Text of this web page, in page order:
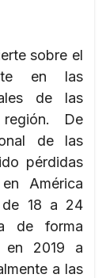
sobre el
en las
de las
región. De
de las
pérdidas
América
de 18 a 24
de forma
en 2019 a
a las